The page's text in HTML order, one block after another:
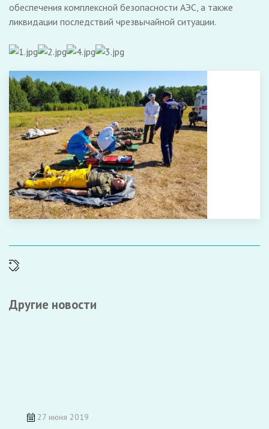
обеспечения комплексной безопасности АЭС, а также
ликвидации последствий чрезвычайной ситуации.
Другие новости
27 июня 2019